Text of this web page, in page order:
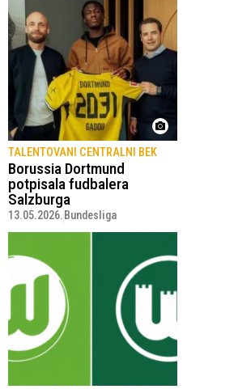
TALENTOVANI CENTRALNI BEK
Borussia Dortmund
potpisala fudbalera
Salzburga
13.05.2026. Bundesliga